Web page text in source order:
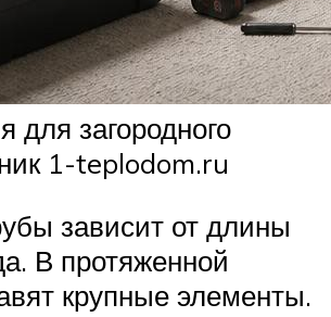
для загородного
1-teplodom.ru
зависит от длины
В протяженной
крупные элементы.